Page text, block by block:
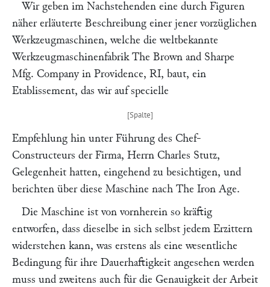
Wir geben im Nachstehenden eine durch Figuren
näher erläuterte Beschreibung einer jener vorzüglichen
Werkzeugmaschinen, welche die weltbekannte
Werkzeugmaschinenfabrik The Brown and Sharpe
Mfg. Companyin Providence, RI, baut, ein
Etablissement, das wir auf specielle
Empfehlung hin unter Führung des Chef-
Constructeurs der Firma, Herrn Charles Stutz,
Gelegenheit hatten, eingehend zu besichtigen, und
berichten über diese Maschine nach The Iron Age.
Die Maschine ist von vornherein so kräftig
entworfen, dass dieselbe in sich selbst jedem Erzittern
widerstehen kann, was erstens als eine wesentliche
Bedingung für ihre Dauerhaftigkeit angesehen werden
muss und zweitens auch für die Genauigkeit der Arbeit